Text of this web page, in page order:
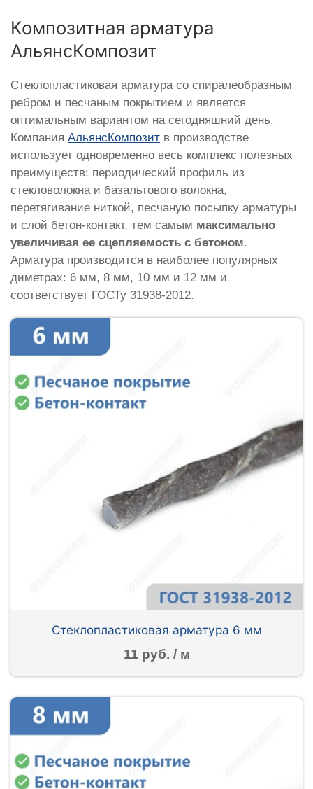
Композитная арматура
АльянсКомпозит
Стеклопластиковая арматура со спиралеобразным
ребром и песчаным покрытием и является
оптимальным вариантом на сегодняшний день.
Компания АльянсКомпозит в производстве
использует одновременно весь комплекс полезных
преимуществ: периодический профиль из
стекловолокна и базальтового волокна,
перетягивание ниткой, песчаную посыпку арматуры
и слой бетон-контакт, тем самым максимально
увеличивая ее сцепляемость с бетоном.
Арматура производится в наиболее популярных
диметрах: 6 мм, 8 мм, 10 мм и 12 мм и
соответствует ГОСТу 31938-2012.
Стеклопластиковая арматура 6 мм
11 руб. / м